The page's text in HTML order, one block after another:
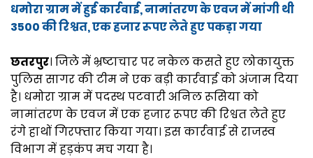
धमोरा ग्राम में हुई कार्रवाई, नामांतरण के एवज में मांगी थी
3500 की रिश्वत, एक हजार रूपए लेते हुए पकड़ा गया
छतरपुर। जिले में भ्रष्टाचार पर नकेल कसते हुए लोकायुक्त
पुलिस सागर की टीम ने एक बड़ी कार्रवाई को अंजाम दिया
है। धमोरा ग्राम में पदस्थ पटवारी अनिल रूसिया को
नामांतरण के एवज में एक हजार रूपए की रिश्वत लेते हुए
रंगे हाथों गिरफ्तार किया गया। इस कार्रवाई से राजस्व
विभाग में हड़कंप मच गया है।